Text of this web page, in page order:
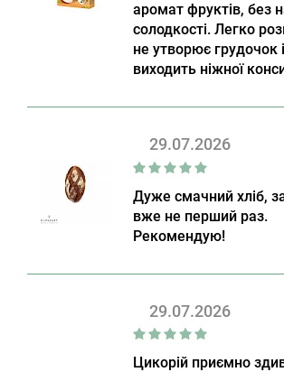
аромат фруктів, без
солодкості. Легко
не утворює грудочок і
виходить ніжної
29.07.2026
Дуже смачний хліб,
вже не перший раз.
Рекомендую!
29.07.2026
Цикорій приємно